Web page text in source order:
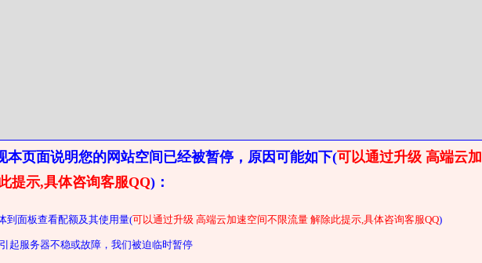
本页面说明您的网站空间已经被暂停，原因可能如下(可以通过升级 高端云加
提示,具体咨询客服QQ)：
到面板查看配额及其使用量(可以通过升级 高端云加速空间不限流量 解除此提示,具体咨询客服QQ)
起服务器不稳或故障，我们被迫临时暂停